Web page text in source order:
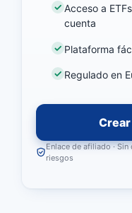
Acceso a
cuenta
Plataforma
Regulado en
Enlace de afiliado ·
riesgos